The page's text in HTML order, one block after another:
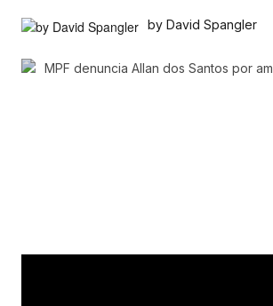
by David Spangler